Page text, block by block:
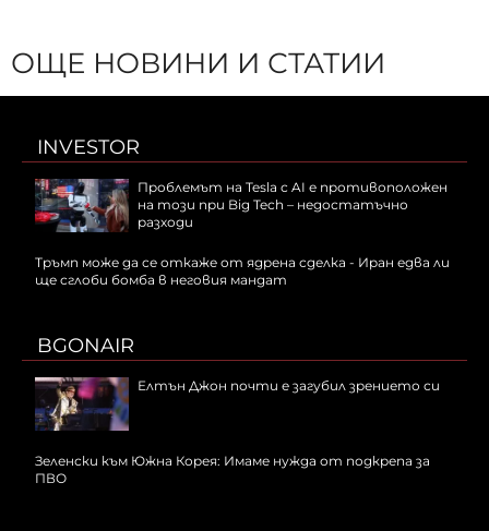
ОЩЕ НОВИНИ И СТАТИИ
INVESTOR
Проблемът на Tesla с AI е противоположен
на този при Big Tech – недостатъчно
разходи
Тръмп може да се откаже от ядрена сделка - Иран едва ли
ще сглоби бомба в неговия мандат
BGONAIR
Елтън Джон почти е загубил зрението си
Зеленски към Южна Корея: Имаме нужда от подкрепа за
ПВО